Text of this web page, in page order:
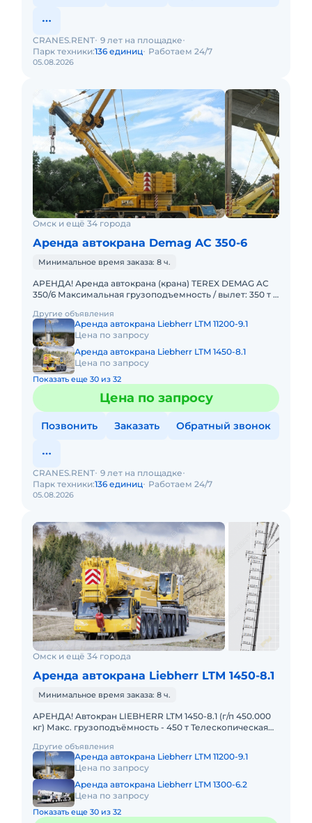
05.08.2026
CRANES.RENT 9 лет на площадке
Парк техники:136 единиц Работаем 24/7
Омск и ещё 34 города
Аренда автокрана Demag AC 350-6
Минимальное время заказа: 8 ч.
АРЕНДА! Аренда автокрана (крана) TEREX DEMAG AC
350/6 Максимальная грузоподъемность / вылет: 350 т /
Другие объявления
Аренда автокрана Liebherr LTM 11200-9.1
Цена по запросу
Аренда автокрана Liebherr LTM 1450-8.1
Цена по запросу
Показать еще 30 из 32
Цена по запросу
Позвонить Заказать Обратный звонок
05.08.2026
CRANES.RENT 9 лет на площадке
Парк техники:136 единиц Работаем 24/7
Омск и ещё 34 города
Аренда автокрана Liebherr LTM 1450-8.1
Минимальное время заказа: 8 ч.
АРЕНДА! Автокран LIEBHERR LTM 1450-8.1 (г/п 450.000
кг) Макс. грузоподъёмность - 450 т Телескопическая
Другие объявления
Аренда автокрана Liebherr LTM 11200-9.1
Цена по запросу
Аренда автокрана Liebherr LTM 1300-6.2
Цена по запросу
Показать еще 30 из 32